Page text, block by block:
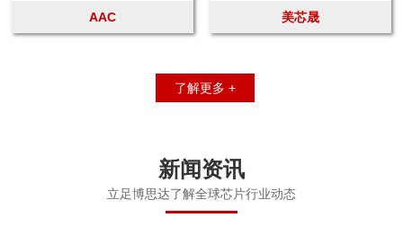
AAC 美芯晟
了解更多 +
新闻资讯
立足博思达了解全球芯片行业动态